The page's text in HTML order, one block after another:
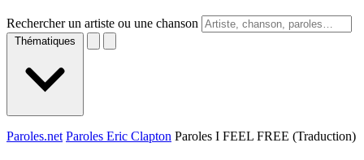
Rechercher un artiste ou une chanson
Thématiques
Paroles.net Paroles Eric Clapton Paroles I FEEL FREE (Traduction)